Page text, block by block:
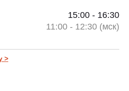
15:00 - 16:30
11:00 - 12:30 (мск)
>